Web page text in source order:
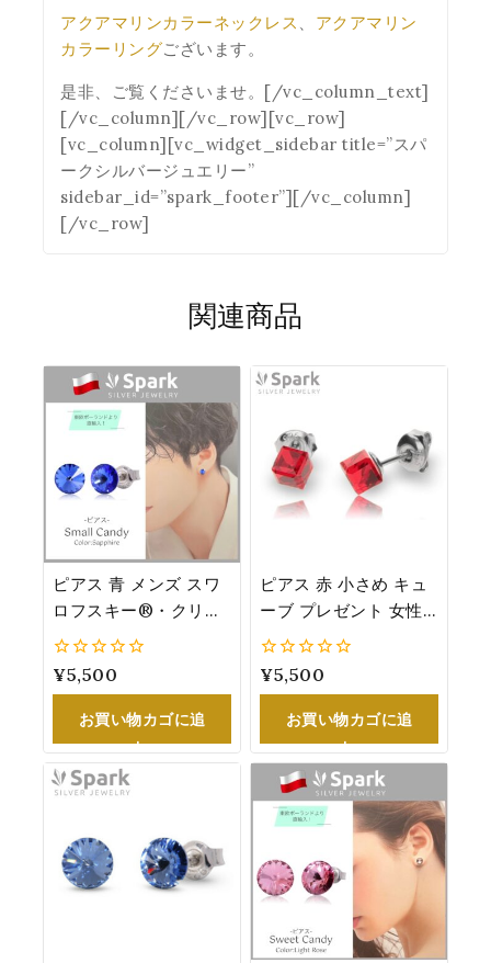
アクアマリンカラーネックレス
アクアマリン
カラーリングございます。
是非、ご覧くださいませ。[/vc_column_text]
[/vc_column][/vc_row][vc_row]
[vc_column][vc_widget_sidebar title=”スパ
ークシルバージュエリー”
sidebar_id=”spark_footer”][/vc_column]
[/vc_row]
関連商品
ピアス 青 メンズ スワ
ロフスキー®・クリス
タル 9月誕生石：サフ
プレゼント 6.2mm
0
5
¥5,500
お買い物カゴに追
加
ピアス 赤 小さめ キュ
ーブ プレゼント 女性
人気 スワロフスキー
シルバー
0
5
¥5,500
お買い物カゴに追
加